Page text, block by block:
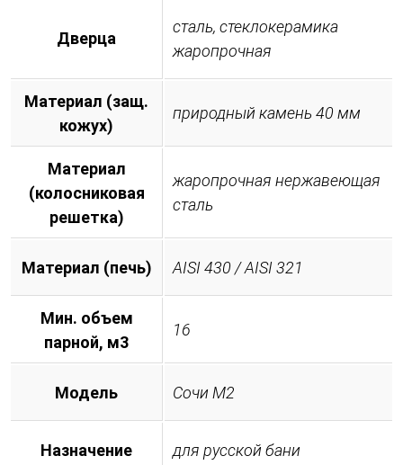
Дверца
сталь, стеклокерамика
жаропрочная
Материал (защ.
кожух)
природный камень 40 мм
Материал
(колосниковая
решетка)
жаропрочная нержавеющая
сталь
Материал (печь) AISI 430 / AISI 321
Мин. объем
парной, м3
16
Модель Сочи М2
Назначение для русской бани